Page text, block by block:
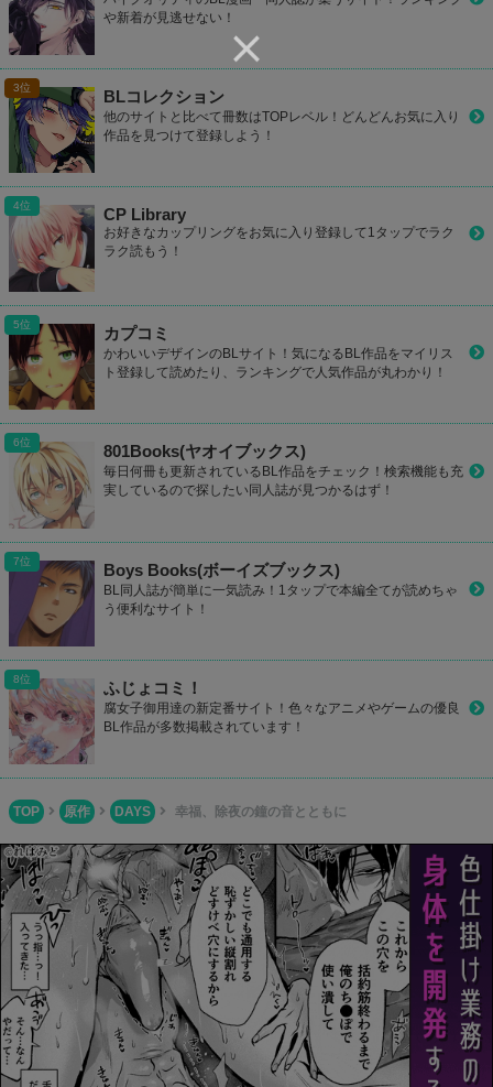
や新着が見逃せない！
BLコレクション
他のサイトと比べて冊数はTOPレベル！どんどんお気に入り
作品を見つけて登録しよう！
CP Library
お好きなカップリングをお気に入り登録して1タップでラク
ラク読もう！
カプコミ
かわいいデザインのBLサイト！気になるBL作品をマイリス
ト登録して読めたり、ランキングで人気作品が丸わかり！
801Books(ヤオイブックス)
毎日何冊も更新されているBL作品をチェック！検索機能も充
実しているので探したい同人誌が見つかるはず！
Boys Books(ボーイズブックス)
BL同人誌が簡単に一気読み！1タップで本編全てが読めちゃ
う便利なサイト！
ふじょコミ！
腐女子御用達の新定番サイト！色々なアニメやゲームの優良
BL作品が多数掲載されています！
TOP 原作 DAYS 幸福、除夜の鐘の音とともに